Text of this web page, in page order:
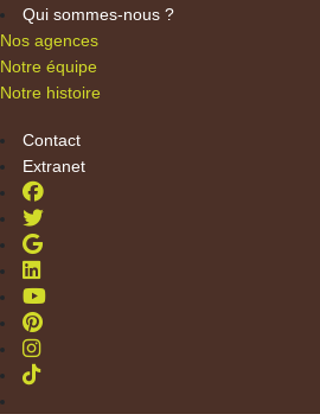
Qui sommes-nous ?
Nos agences
Notre équipe
Notre histoire
Contact
Extranet